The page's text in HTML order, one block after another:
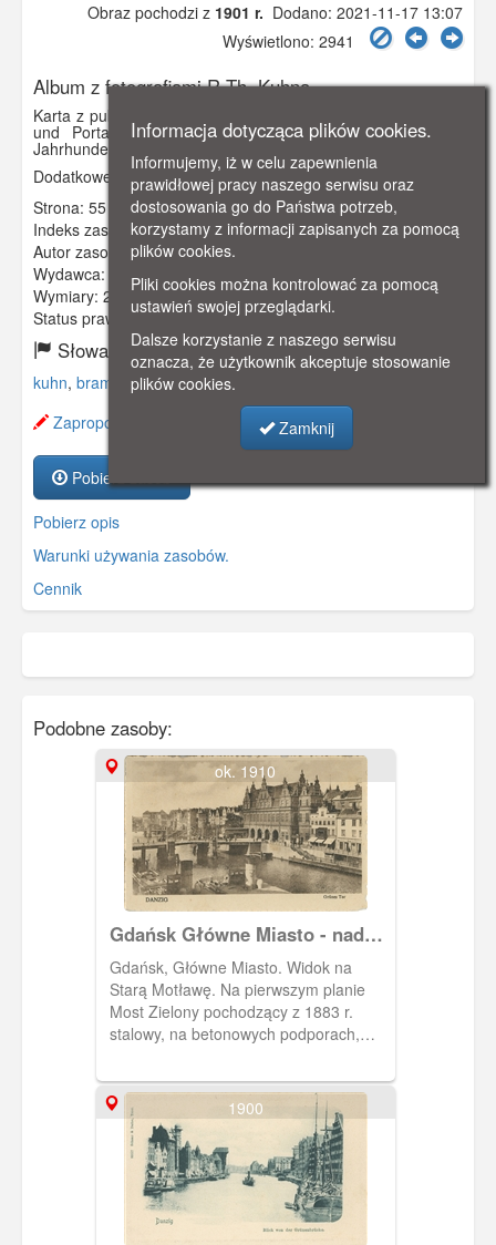
Obraz pochodzi z 1901 r. Dodano: 2021-11-17 13:07
Wyświetlono: 2941
Album z fotografiami R.Th. Kuhna
Karta z publikacji „Alt-Danzig (Charakteristiche Giebelbauten
und Portale in Danzig aus der Zeit vom 14. bis 18.
Jahrhundert)”
Dodatkowe informacje: Zielona Brama
Strona: 55 z 67
Indeks zasobu:GSP3363
Autor zasobu:R. Th. Kuhn
Wydawca:
Verlag von R. Th. Kuhn`s Erben in Danzig
Wymiary: 240 x 322 mm
Status prawny:Użycie Niekomercyjne
Słowa kluczowe:
kuhn, brama zielona brama,
Zaproponuj zmianę opisu.
Pobierz zasób
Pobierz opis
Warunki używania zasobów.
Cennik
Podobne zasoby:
ok. 1910
Gdańsk Główne Miasto - nad
Motławą, Danzig Recht Stadt -
An der Motlau
Gdańsk, Główne Miasto. Widok na
Starą Motławę. Na pierwszym planie
Most Zielony pochodzący z 1883 r.
stalowy, na betonowych podporach,
wcześniejszego drewnianego,
wybudowanego wg. projektu Dirca
Danilsa w 2 poł. XVI w. oraz Brama
Zielona zbudowana przez Regniera z
Amsterdamu oraz Hansa Kramera z
Drezna. Most Zielony łączy Długie
Pobrzeże z Wyspą Spichrzów (pod nim
przepływa Stara Motława).
1900
Informacja dotycząca plików cookies.
Informujemy, iż w celu zapewnienia
prawidłowej pracy naszego serwisu oraz
dostosowania go do Państwa potrzeb,
korzystamy z informacji zapisanych za pomocą
plików cookies.
Pliki cookies można kontrolować za pomocą
ustawień swojej przeglądarki.
Dalsze korzystanie z naszego serwisu
oznacza, że użytkownik akceptuje stosowanie
plików cookies.
Zamknij